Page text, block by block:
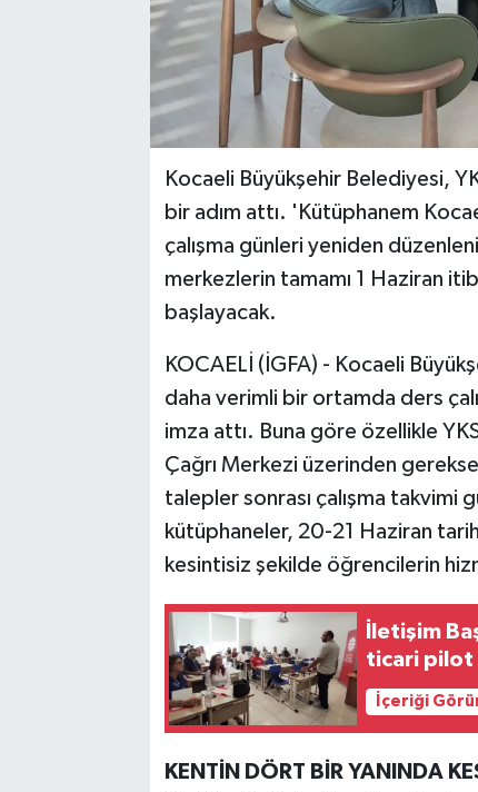
Kocaeli Büyükşehir Belediyesi,
bir adım attı. 'Kütüphanem
çalışma günleri yeniden
merkezlerin tamamı 1 Haziran
başlayacak.
KOCAELİ (İGFA) - Kocaeli
daha verimli bir ortamda ders
imza attı. Buna göre özellikle
Çağrı Merkezi üzerinden
talepler sonrası çalışma takvimi
kütüphaneler, 20-21 Haziran
kesintisiz şekilde öğrencilerin
İletişim
ticari pilot
İçeriği
KENTİN DÖRT BİR YANINDA